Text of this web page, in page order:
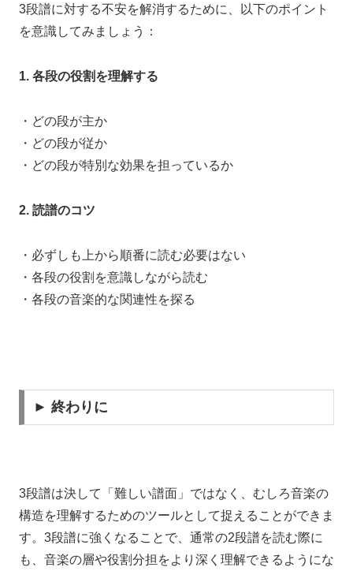
3段譜に対する不安を解消するために、以下のポイント
を意識してみましょう：
1. 各段の役割を理解する
・どの段が主か
・どの段が従か
・どの段が特別な効果を担っているか
2. 読譜のコツ
・必ずしも上から順番に読む必要はない
・各段の役割を意識しながら読む
・各段の音楽的な関連性を探る
► 終わりに
3段譜は決して「難しい譜面」ではなく、むしろ音楽の
構造を理解するためのツールとして捉えることができま
す。3段譜に強くなることで、通常の2段譜を読む際に
も、音楽の層や役割分担をより深く理解できるようにな